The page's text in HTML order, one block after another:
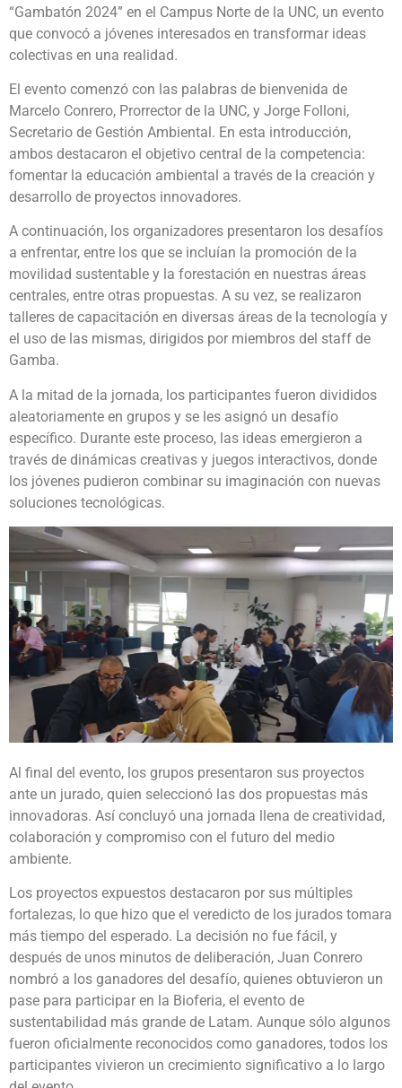
“Gambatón 2024” en el Campus Norte de la UNC, un evento
que convocó a jóvenes interesados en transformar ideas
colectivas en una realidad.
El evento comenzó con las palabras de bienvenida de
Marcelo Conrero, Prorrector de la UNC, y Jorge Folloni,
Secretario de Gestión Ambiental. En esta introducción,
ambos destacaron el objetivo central de la competencia:
fomentar la educación ambiental a través de la creación y
desarrollo de proyectos innovadores.
A continuación, los organizadores presentaron los desafíos
a enfrentar, entre los que se incluían la promoción de la
movilidad sustentable y la forestación en nuestras áreas
centrales, entre otras propuestas. A su vez, se realizaron
talleres de capacitación en diversas áreas de la tecnología y
el uso de las mismas, dirigidos por miembros del staff de
Gamba.
A la mitad de la jornada, los participantes fueron divididos
aleatoriamente en grupos y se les asignó un desafío
específico. Durante este proceso, las ideas emergieron a
través de dinámicas creativas y juegos interactivos, donde
los jóvenes pudieron combinar su imaginación con nuevas
soluciones tecnológicas.
Al final del evento, los grupos presentaron sus proyectos
ante un jurado, quien seleccionó las dos propuestas más
innovadoras. Así concluyó una jornada llena de creatividad,
colaboración y compromiso con el futuro del medio
ambiente.
Los proyectos expuestos destacaron por sus múltiples
fortalezas, lo que hizo que el veredicto de los jurados tomara
más tiempo del esperado. La decisión no fue fácil, y
después de unos minutos de deliberación, Juan Conrero
nombró a los ganadores del desafío, quienes obtuvieron un
pase para participar en la Bioferia, el evento de
sustentabilidad más grande de Latam. Aunque sólo algunos
fueron oficialmente reconocidos como ganadores, todos los
participantes vivieron un crecimiento significativo a lo largo